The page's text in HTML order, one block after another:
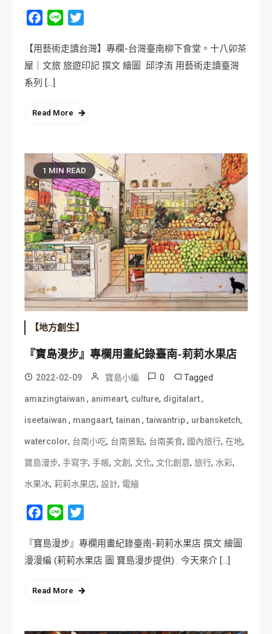
Facebook
Line
【用藝術走讀台灣】專欄-台灣臺南柳下食堂。十八卯茶
屋｜文旅 旅遊印記 撰文 繪圖 邱浡洧 用藝術走讀臺灣
系列 […]
Read More
1 MIN READ
【地方創生】
『寶島漫步』專欄用畫紀錄臺南-莉莉水果店
2022-02-09 寶島小編 0 Tagged
amazingtaiwan , animeart, culture, digitalart,
iseetaiwan , mangaart,tainan ,taiwantrip, urbansketch,
watercolor, 台南小吃, 台南景點, 台南美食, 國內旅行, 在地,
寶島漫步, 手寫字, 手帳, 文創 , 文化, 文化創意, 旅行, 水彩,
水果冰, 莉莉水果店, 設計, 電繪
Facebook
Line
『寶島漫步』專欄用畫紀錄臺南-莉莉水果店 撰文 繪圖
漫漫編 (莉莉水果店 圖 寶島漫步提供) . 今天來介 […]
Read More